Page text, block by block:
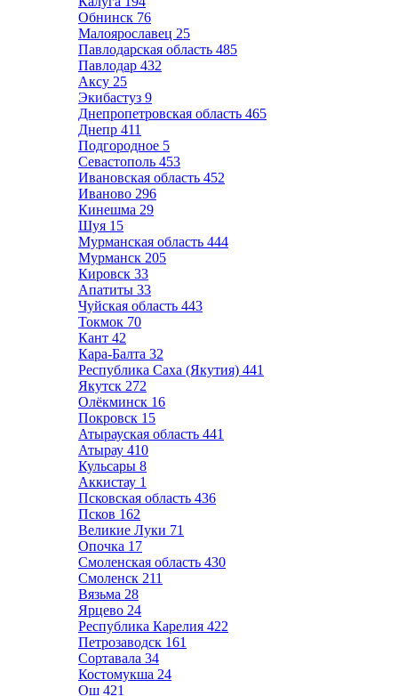
Обнинск 76
Малоярославец 25
Павлодарская область 485
Павлодар 432
Аксу 25
Экибастуз 9
Днепропетровская область 465
Днепр 411
Подгородное 5
Севастополь 453
Ивановская область 452
Иваново 296
Кинешма 29
Шуя 15
Мурманская область 444
Мурманск 205
Кировск 33
Апатиты 33
Чуйская область 443
Токмок 70
Кант 42
Кара-Балта 32
Республика Саха (Якутия) 441
Якутск 272
Олёкминск 16
Покровск 15
Атырауская область 441
Атырау 410
Кульсары 8
Аккистау 1
Псковская область 436
Псков 162
Великие Луки 71
Опочка 17
Смоленская область 430
Смоленск 211
Вязьма 28
Ярцево 24
Республика Карелия 422
Петрозаводск 161
Сортавала 34
Костомукша 24
Ош 421